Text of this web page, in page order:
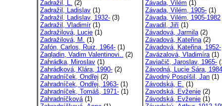
Zadražil, L. (2)
Zadražil, Ladislav (1)
Zadražil, Ladislav, 1932- (3)
Zadražil, Vladimír(1)
Zadražilová, Lucie (1)
Zadražilová, M. (1)
Zafón, Carlos, Ruiz, 1964- (1)
Zagladin, Vadim Valentinovi.. (2)
Zahrádka, Miroslav (1)
Zahrádková, Klára, 1990- (2)
Zahradníček, Ondřej (2)
Zahradníček, Ondřej, 1963- (1)
Zahradníček, Tomáš, 1971- (1)
Zahradníčková(1)
Závada, Vilém (1)
Závada, Vilém, 1905- (1)
Závada, Vilém, 1905-1982
Zavadil, Jiří (1)
Závadová, Jarmila(2)
Závadová, Kateřina(2)
Závadová, Kateřina, 1952-
Zavázalová, Vladimíra(1)
Zaviačič, Jaroslav, 1965-
Závodná, Lucie Sára,
Závodný Pospíšil, Jan (1)
Závodská, E. (1)
Zavodská, Evženie (2)
Závodská, Evženie (1)